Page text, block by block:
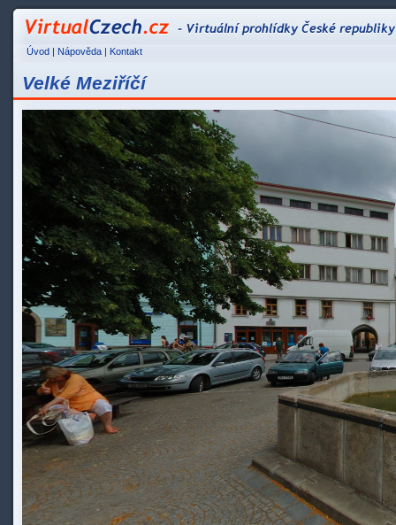
VirtualCzech.cz -
Úvod | Nápověda | Kontakt
Velké Meziříčí